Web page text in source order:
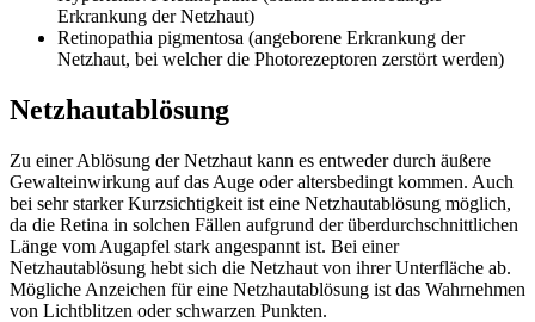
Erkrankung der Netzhaut)
Retinopathia pigmentosa (angeborene Erkrankung der
Netzhaut, bei welcher die Photorezeptoren zerstört werden)
Netzhautablösung
Zu einer Ablösung der Netzhaut kann es entweder durch äußere
Gewalteinwirkung auf das Auge oder altersbedingt kommen. Auch
bei sehr starker Kurzsichtigkeit ist eine Netzhautablösung möglich,
da die Retina in solchen Fällen aufgrund der überdurchschnittlichen
Länge vom Augapfel stark angespannt ist. Bei einer
Netzhautablösung hebt sich die Netzhaut von ihrer Unterfläche ab.
Mögliche Anzeichen für eine Netzhautablösung ist das Wahrnehmen
von Lichtblitzen oder schwarzen Punkten.